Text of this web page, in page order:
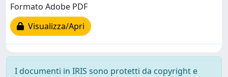
Formato Adobe PDF
Visualizza/Apri
I documenti in IRIS sono protetti da copyright e